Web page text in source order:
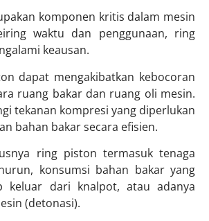
komponen kritis dalam mesin
waktu dan penggunaan, ring
keausan.
dapat mengakibatkan kebocoran
ruang bakar dan ruang oli mesin.
tekanan kompresi yang diperlukan
bahan bakar secara efisien.
ring piston termasuk tenaga
konsumsi bahan bakar yang
keluar dari knalpot, atau adanya
(detonasi).